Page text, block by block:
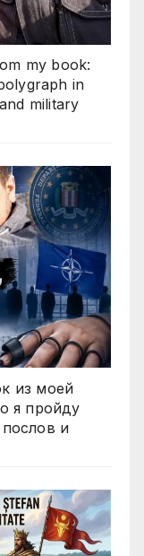
my book:
in
military
из моей
я пройду
и